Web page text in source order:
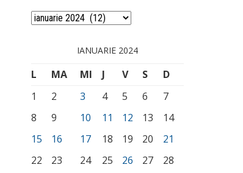
Arhivă
IANUARIE 2024
L MA MI J V S
D
1
2 3 4 5 6
7
8
9 10 11 12 13
14
15
16 17 18 19 20
21
22
23 24 25 26 27
28